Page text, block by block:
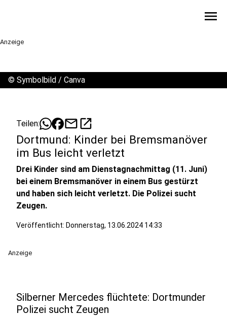
menu
Anzeige
© Symbolbild / Canva
Teilen: mailopen_in_new
Dortmund: Kinder bei Bremsmanöver
im Bus leicht verletzt
Drei Kinder sind am Dienstagnachmittag (11. Juni)
bei einem Bremsmanöver in einem Bus gestürzt
und haben sich leicht verletzt. Die Polizei sucht
Zeugen.
Veröffentlicht: Donnerstag, 13.06.2024 14:33
Anzeige
Silberner Mercedes flüchtete: Dortmunder
Polizei sucht Zeugen